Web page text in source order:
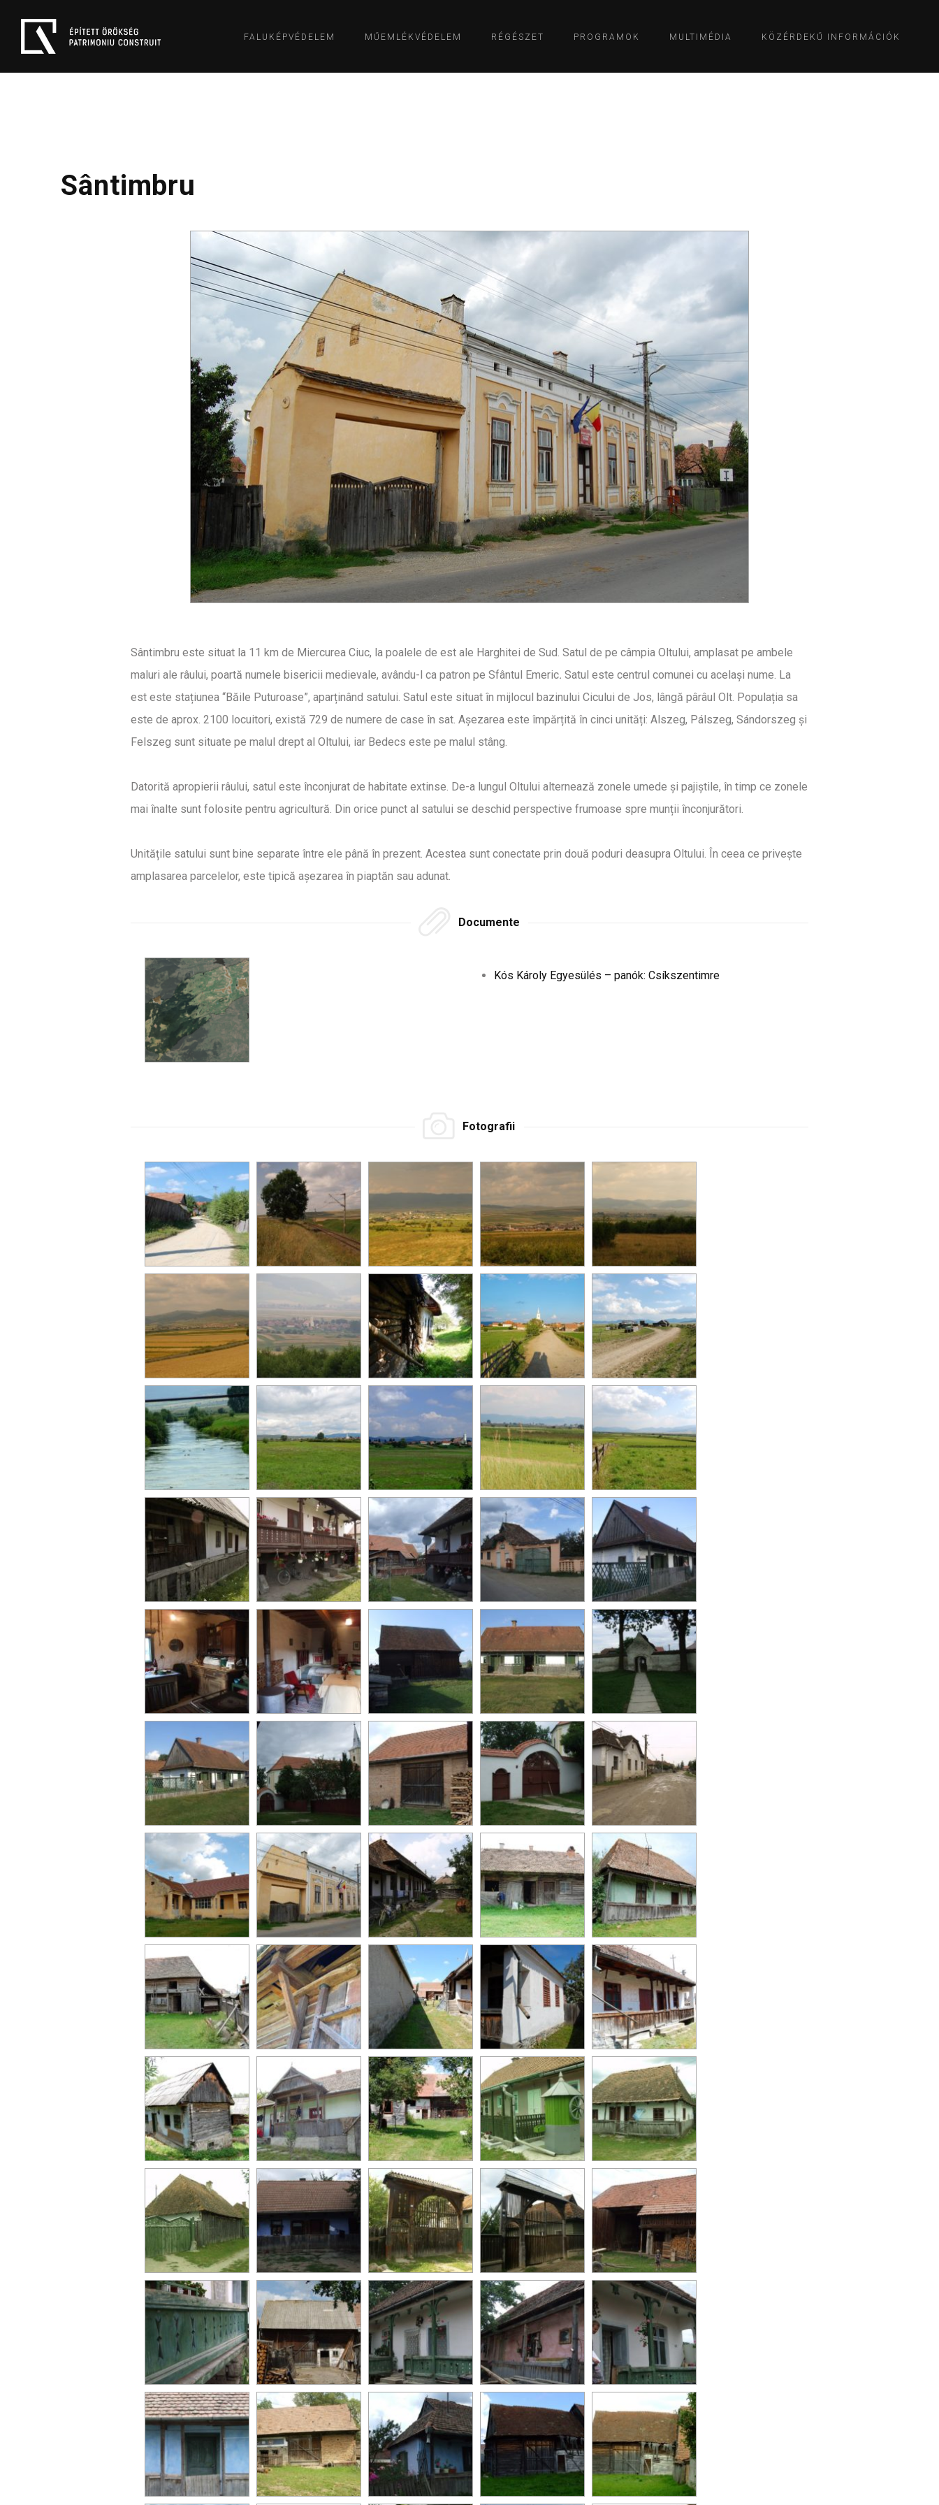
FALUKÉPVÉDELEM MŰEMLÉKVÉDELEM RÉGÉSZET PROGRAMOK MULTIMÉDIA KÖZÉRDEKŰ INFORMÁCIÓK
Sântimbru
Sântimbru este situat la 11 km de Miercurea Ciuc, la poalele de est ale Harghitei de Sud. Satul de pe câmpia Oltului, amplasat pe ambele
maluri ale râului, poartă numele bisericii medievale, avându-l ca patron pe Sfântul Emeric. Satul este centrul comunei cu același nume. La
est este stațiunea “Băile Puturoase”, aparținând satului. Satul este situat în mijlocul bazinului Cicului de Jos, lângă pârâul Olt. Populația sa
este de aprox. 2100 locuitori, există 729 de numere de case în sat. Așezarea este împărțită în cinci unități: Alszeg, Pálszeg, Sándorszeg și
Felszeg sunt situate pe malul drept al Oltului, iar Bedecs este pe malul stâng.
Datorită apropierii râului, satul este înconjurat de habitate extinse. De-a lungul Oltului alternează zonele umede și pajiștile, în timp ce zonele
mai înalte sunt folosite pentru agricultură. Din orice punct al satului se deschid perspective frumoase spre munții înconjurători.
Unitățile satului sunt bine separate între ele până în prezent. Acestea sunt conectate prin două poduri deasupra Oltului. În ceea ce privește
amplasarea parcelelor, este tipică așezarea în piaptăn sau adunat.
Documente
Kós Károly Egyesülés – panók: Csíkszentimre
Fotografii